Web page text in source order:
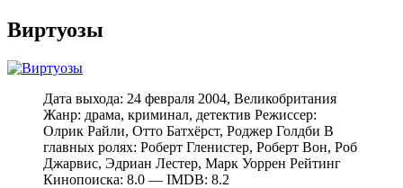
Виртуозы
Дата выхода: 24 февраля 2004, Великобритания
Жанр: драма, криминал, детектив Режиссер:
Олрик Райли, Отто Батхёрст, Роджер Голдби В
главных ролях: Роберт Гленистер, Роберт Вон, Роб
Джарвис, Эдриан Лестер, Марк Уоррен Рейтинг
Кинопоиска: 8.0 — IMDB: 8.2